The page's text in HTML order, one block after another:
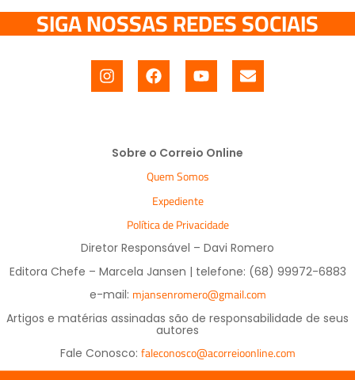
SIGA NOSSAS REDES SOCIAIS
Sobre o Correio Online
Quem Somos
Expediente
Política de Privacidade
Diretor Responsável – Davi Romero
Editora Chefe – Marcela Jansen | telefone: (68) 99972-6883
e-mail: mjansenromero@gmail.com
Artigos e matérias assinadas são de responsabilidade de seus
autores
Fale Conosco: faleconosco@acorreioonline.com